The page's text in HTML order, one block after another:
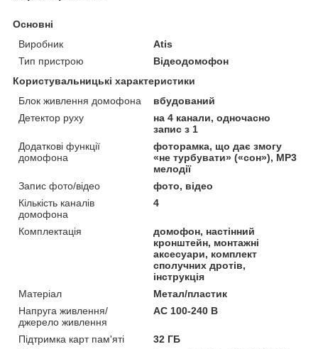
Основні
Виробник
Atis
Тип пристрою
Відеодомофон
Користувальницькі характеристики
Блок живлення домофона
вбудований
Детектор руху
на 4 канали, одночасно
запис з 1
Додаткові функції
домофона
фоторамка, що дає змогу
«не турбувати» («сон»), MP3
мелодії
Запис фото/відео
фото, відео
Кількість каналів
домофона
4
Комплектація
домофон, настінний
кронштейн, монтажні
аксесуари, комплект
сполучних дротів,
інструкція
Матеріал
Метал/пластик
Напруга живлення/
джерело живлення
AC 100-240 В
Підтримка карт пам'яті
32 ГБ